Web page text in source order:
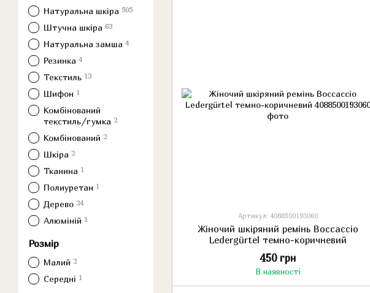
Артикул: 4088500193060
Жіночий шкіряний ремінь Boccaccio
Ledergürtel темно-коричневий
450 грн
В наявності
Натуральна шкіра 505
Штучна шкіра 63
Натуральна замша 4
Резинка 4
Текстиль 13
Шифон 1
Комбінований
текстиль/гумка 2
Комбінований 2
Шкіра 2
Тканина 1
Полиуретан 1
Дерево 24
Алюміній 1
Розмір
Малий 2
Середні 1